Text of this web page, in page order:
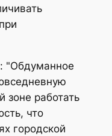
Обдуманное
зоне работать
что
городской